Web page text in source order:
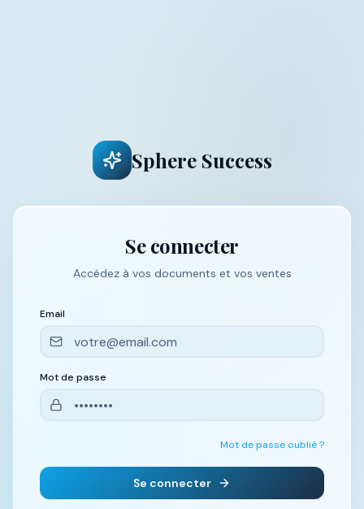
Sphere Success
Se connecter
Accédez à vos documents et vos ventes
Email
Mot de passe
Mot de passe oublié ?
Se connecter